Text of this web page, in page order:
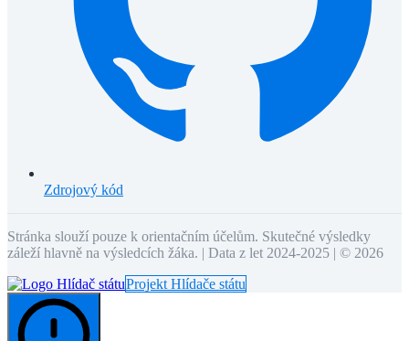
Zdrojový kód
Stránka slouží pouze k orientačním účelům. Skutečné výsledky
záleží hlavně na výsledcích žáka. | Data z let 2024-2025 | © 2026
Projekt Hlídače státu